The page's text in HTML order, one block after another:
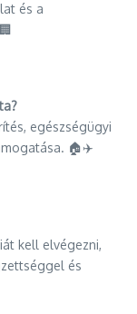
és a
egészségügyi
🏠✈️
kell elvégezni,
és